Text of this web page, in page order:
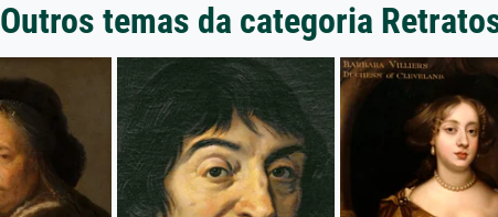
Outros temas da categoria